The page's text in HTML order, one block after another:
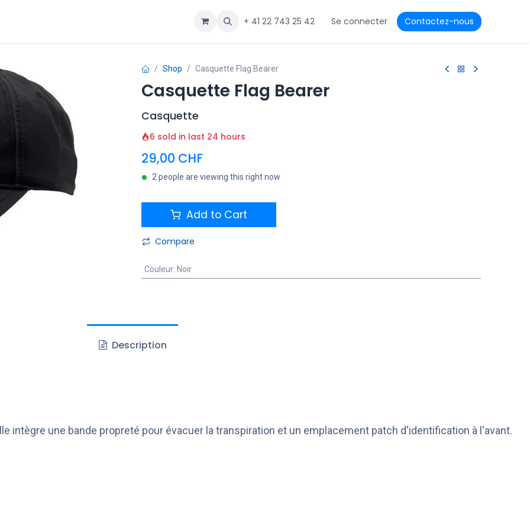
+ 41 22 743 25 42 Se connecter Contactez-nous
Shop Casquette Flag Bearer
Casquette Flag Bearer
Casquette
6 sold in last 24 hours
29,00 CHF
2 people are viewing this right now
Add to Cart
Compare
Couleur: Noir
Description
intègre une bande propreté pour évacuer la transpiration et un emplacement patch d'identification à l'avant.